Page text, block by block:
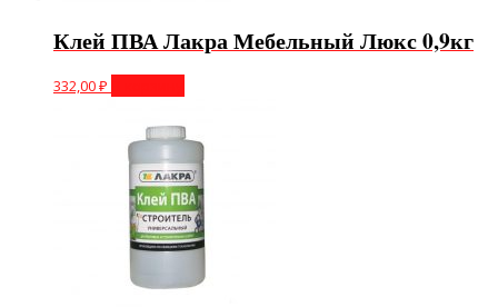
Клей ПВА Лакра Мебельный Люкс 0,9кг
332,00₽